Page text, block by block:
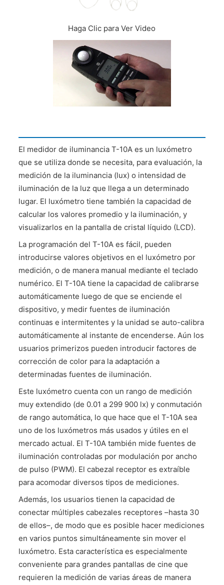
Haga Clic para Ver Video
El medidor de iluminancia T-10A es un luxómetro
que se utiliza donde se necesita, para evaluación, la
medición de la iluminancia (lux) o intensidad de
iluminación de la luz que llega a un determinado
lugar. El luxómetro tiene también la capacidad de
calcular los valores promedio y la iluminación, y
visualizarlos en la pantalla de cristal líquido (LCD).
La programación del T-10A es fácil, pueden
introducirse valores objetivos en el luxómetro por
medición, o de manera manual mediante el teclado
numérico. El T-10A tiene la capacidad de calibrarse
automáticamente luego de que se enciende el
dispositivo, y medir fuentes de iluminación
continuas e intermitentes y la unidad se auto-calibra
automáticamente al instante de encenderse. Aún los
usuarios primerizos pueden introducir factores de
corrección de color para la adaptación a
determinadas fuentes de iluminación.
Este luxómetro cuenta con un rango de medición
muy extendido (de 0.01 a 299 900 lx) y conmutación
de rango automática, lo que hace que el T-10A sea
uno de los luxómetros más usados y útiles en el
mercado actual. El T-10A también mide fuentes de
iluminación controladas por modulación por ancho
de pulso (PWM). El cabezal receptor es extraíble
para acomodar diversos tipos de mediciones.
Además, los usuarios tienen la capacidad de
conectar múltiples cabezales receptores –hasta 30
de ellos–, de modo que es posible hacer mediciones
en varios puntos simultáneamente sin mover el
luxómetro. Esta característica es especialmente
conveniente para grandes pantallas de cine que
requieren la medición de varias áreas de manera